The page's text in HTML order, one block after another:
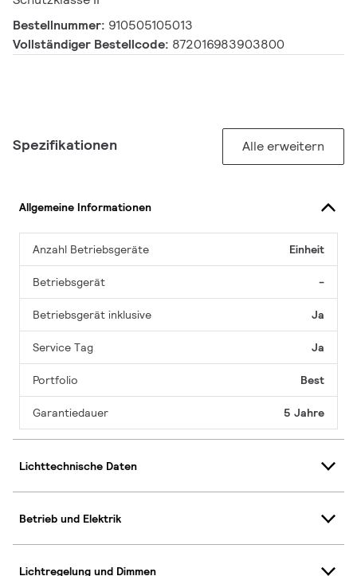
Bestellnummer: 910505105013
Vollständiger Bestellcode: 872016983903800
Spezifikationen Alle erweitern
Allgemeine Informationen
Anzahl Betriebsgeräte Einheit
Betriebsgerät -
Betriebsgerät inklusive Ja
Service Tag Ja
Portfolio Best
Garantiedauer 5 Jahre
Lichttechnische Daten
Betrieb und Elektrik
Lichtregelung und Dimmen